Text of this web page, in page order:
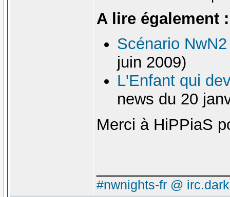
A lire également :
Scénario
juin 2009)
L'Enfant qui
news du 20
Merci à HiPPiaS
#nwnights-fr @